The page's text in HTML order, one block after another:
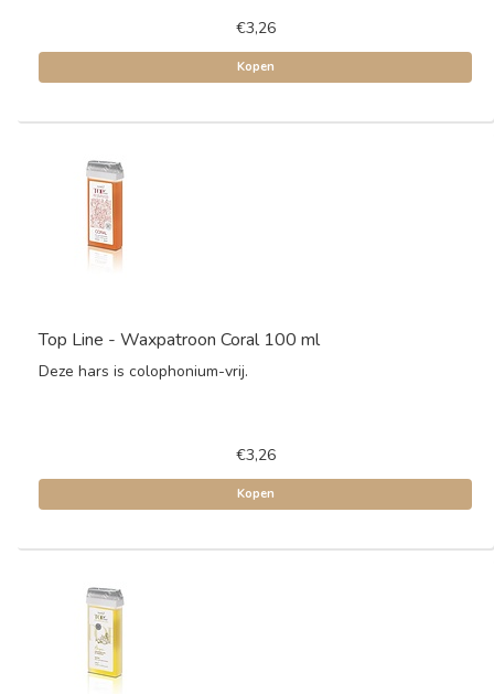
€3,26
Kopen
Top Line - Waxpatroon Coral 100 ml
Deze hars is colophonium-vrij.
€3,26
Kopen